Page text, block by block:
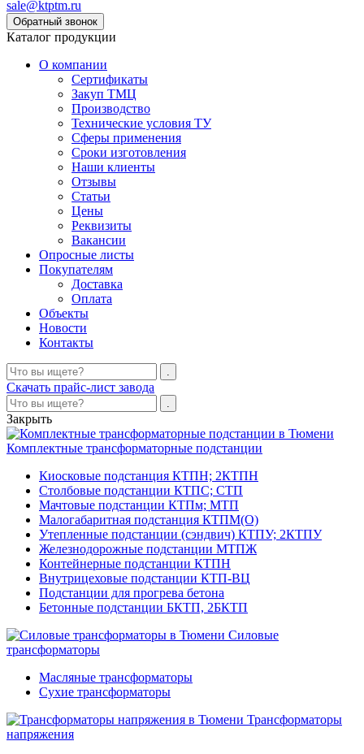
sale@ktptm.ru
Каталог продукции
О компании
Сертификаты
Закуп ТМЦ
Производство
Технические условия ТУ
Сферы применения
Сроки изготовления
Наши клиенты
Отзывы
Статьи
Цены
Реквизиты
Вакансии
Опросные листы
Покупателям
Доставка
Оплата
Объекты
Новости
Контакты
Скачать прайс-лист завода
Закрыть
Комплектные трансформаторные подстанции
Киосковые подстанция КТПН; 2КТПН
Столбовые подстанции КТПС; СТП
Мачтовые подстанции КТПм; МТП
Малогабаритная подстанция КТПМ(О)
Утепленные подстанции (сэндвич) КТПУ; 2КТПУ
Железнодорожные подстанции МТПЖ
Контейнерные подстанции КТПН
Внутрицеховые подстанции КТП-ВЦ
Подстанции для прогрева бетона
Бетонные подстанции БКТП, 2БКТП
Силовые
трансформаторы
Масляные трансформаторы
Сухие трансформаторы
Трансформаторы
напряжения